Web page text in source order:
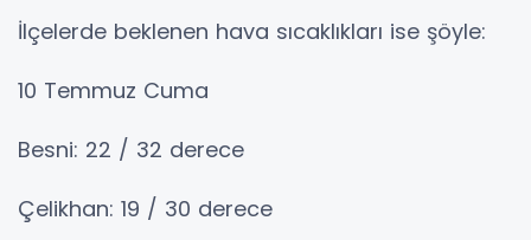
İlçelerde beklenen hava sıcaklıkları ise şöyle:
10 Temmuz Cuma
Besni: 22 / 32 derece
Çelikhan: 19 / 30 derece